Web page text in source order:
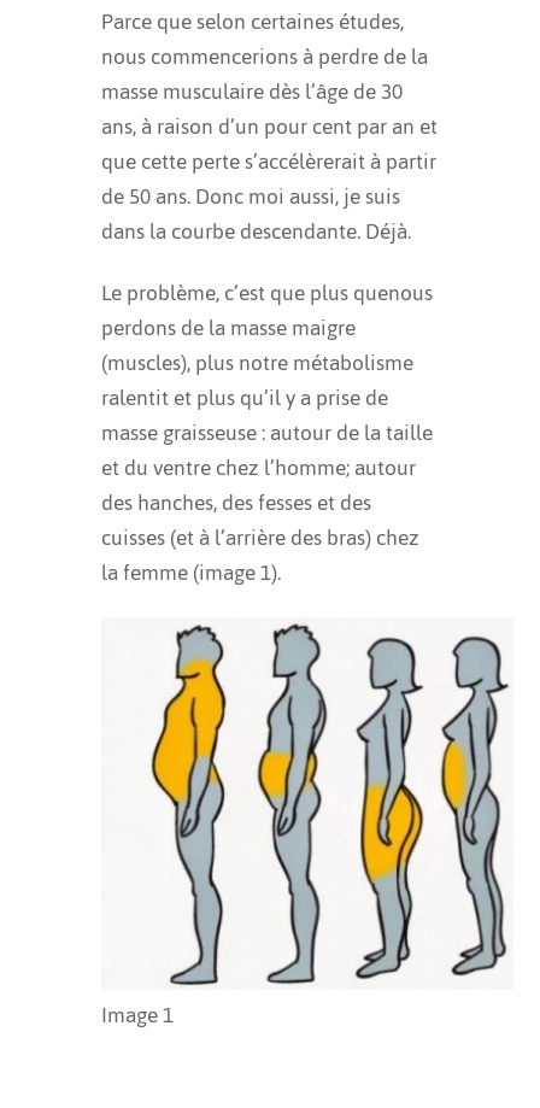
Parce que selon certaines études,
nous commencerions à perdre de la
masse musculaire dès l’âge de 30
ans, à raison d’unpour centpar an et
que cette perte s’accélèrerait à partir
de 50 ans. Donc moi aussi, je suis
dans la courbe descendante. Déjà.
Le problème, c’est que plus quenous
perdons de la masse maigre
(muscles), plus notre métabolisme
ralentit et plus qu’il y a prise de
masse graisseuse : autour de la taille
et du ventre chez l’homme; autour
des hanches, des fesses et des
cuisses (et à l’arrière des bras) chez
la femme (image 1).
Image 1